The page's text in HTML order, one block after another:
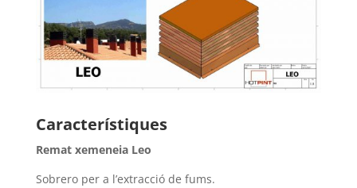
Característiques
Remat xemeneia Leo
Sobrero per a l’extracció de fums.